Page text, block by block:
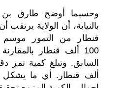
وحسبما أوضح طارق بن
100 ألف قنطار